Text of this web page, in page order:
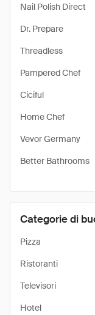
Nail Polish Direct
Dr. Prepare
Threadless
Pampered Chef
Ciciful
Home Chef
Vevor Germany
Better Bathrooms
Categorie di
Pizza
Ristoranti
Televisori
Hotel